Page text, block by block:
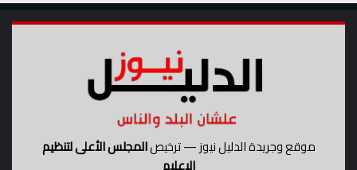
موقع وجريدة الدليل نيوز — ترخيصالمجلس الأعلى لتنظيم